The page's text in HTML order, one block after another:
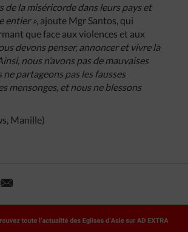
de la miséricorde dans leurs pays et
entier », ajoute Mgr Santos, qui
que face aux violences et aux
devons penser, annoncer et vivre la
nous n’avons pas de mauvaises
ne partageons pas les fausses
mensonges, et nous ne blessons
Manille)